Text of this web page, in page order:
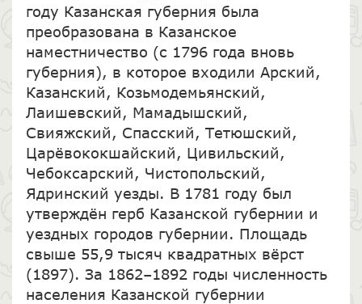
году Казанская губерния была
преобразована в Казанское
наместничество (с 1796 года вновь
губерния), в которое входили Арский,
Казанский, Козьмодемьянский,
Лаишевский, Мамадышский,
Свияжский, Спасский, Тетюшский,
Царёвококшайский, Цивильский,
Чебоксарский, Чистопольский,
Ядринский уезды. В 1781 году был
утверждён герб Казанской губернии и
уездных городов губернии. Площадь
свыше 55,9 тысяч квадратных вёрст
(1897). За 1862–1892 годы численность
населения Казанской губернии